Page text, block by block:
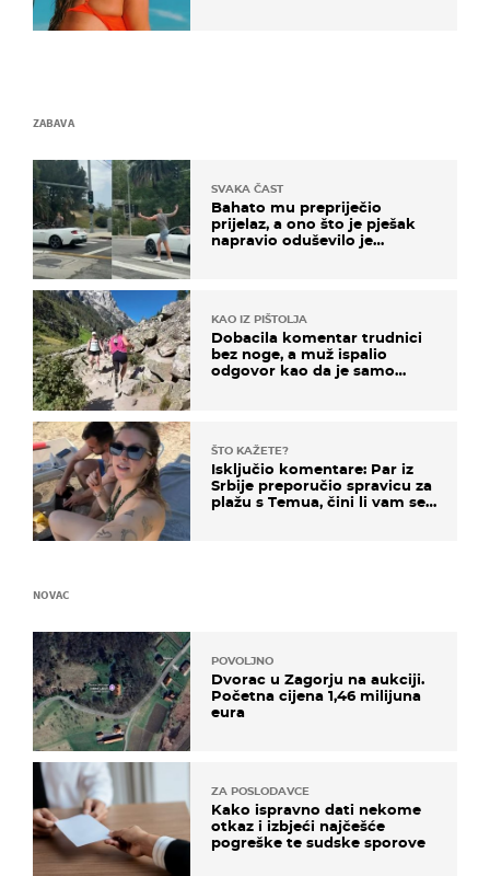
ZABAVA
SVAKA ČAST
Bahato mu prepriječio
prijelaz, a ono što je pješak
napravio oduševilo je
KAO IZ PIŠTOLJA
Dobacila komentar trudnici
bez noge, a muž ispalio
odgovor kao da je samo
ŠTO KAŽETE?
Isključio komentare: Par iz
Srbije preporučio spravicu za
plažu s Temua, čini li vam se
NOVAC
POVOLJNO
Dvorac u Zagorju na aukciji.
Početna cijena 1,46 milijuna
eura
ZA POSLODAVCE
Kako ispravno dati nekome
otkaz i izbjeći najčešće
pogreške te sudske sporove